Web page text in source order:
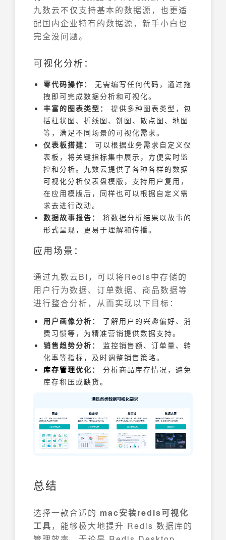
九数云不仅支持基本的数据源，也更适
配国内企业特有的数据源，新手小白也
完全没问题。
可视化分析：
零代码操作：
无需编写任何代码，通过拖
拽即可完成数据分析和可视化。
丰富的图表类型：
提供多种图表类型，包
括柱状图、折线图、饼图、散点图、地图
等，满足不同场景的可视化需求。
仪表板搭建：
可以根据业务需求自定义仪
表板，将关键指标集中展示，方便实时监
控和分析。九数云提供了各种各样的数据
可视化分析仪表盘模版，支持用户复用，
在应用模版后，同样也可以根据自定义需
求去进行改动。
数据故事报告：
将数据分析结果以故事的
形式呈现，更易于理解和传播。
应用场景：
通过九数云BI，可以将Redis中存储的
用户行为数据、订单数据、商品数据等
进行整合分析，从而实现以下目标：
用户画像分析：
了解用户的兴趣偏好、消
费习惯等，为精准营销提供数据支持。
销售趋势分析：
监控销售额、订单量、转
化率等指标，及时调整销售策略。
库存管理优化：
分析商品库存情况，避免
库存积压或缺货。
总结
选择一款合适的 mac安装redis可视化
工具 ，能够极大地提升 Redis 数据库的